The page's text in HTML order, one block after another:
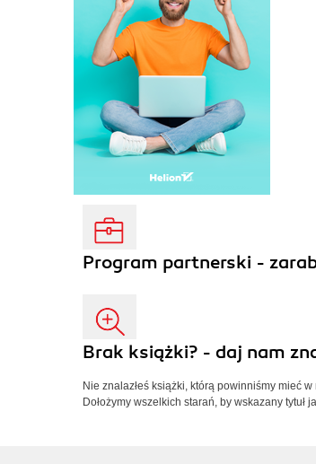
Program partnerski -
Brak książki? - daj nam
Nie znalazłeś książki, którą powinniśmy mieć
Dołożymy wszelkich starań, by wskazany tytuł